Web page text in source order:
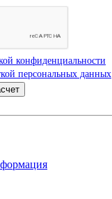
конфиденциальности
персональных данных